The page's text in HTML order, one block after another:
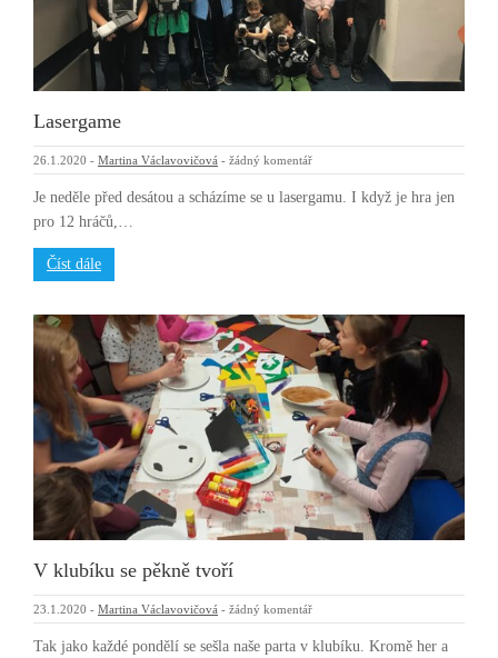
Lasergame
26.1.2020 - Martina Václavovičová - žádný komentář
Je neděle před desátou a scházíme se u lasergamu. I když je hra jen
pro 12 hráčů,…
Číst dále
V klubíku se pěkně tvoří
23.1.2020 - Martina Václavovičová - žádný komentář
Tak jako každé pondělí se sešla naše parta v klubíku. Kromě her a